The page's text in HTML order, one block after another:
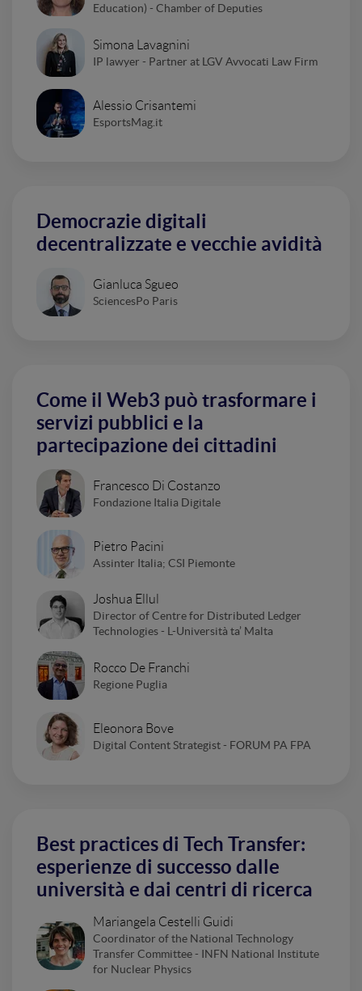
Education) - Chamber of Deputies
Simona Lavagnini
IP lawyer - Partner at LGV Avvocati Law Firm
Alessio Crisantemi
EsportsMag.it
Democrazie digitali
decentralizzate e vecchie avidità
Gianluca Sgueo
SciencesPo Paris
Come il Web3 può trasformare i
servizi pubblici e la
partecipazione dei cittadini
Francesco Di Costanzo
Fondazione Italia Digitale
Pietro Pacini
Assinter Italia; CSI Piemonte
Joshua Ellul
Director of Centre for Distributed Ledger
Technologies - L-Università ta’ Malta
Rocco De Franchi
Regione Puglia
Eleonora Bove
Digital Content Strategist - FORUM PA FPA
Best practices di Tech Transfer:
esperienze di successo dalle
università e dai centri di ricerca
Mariangela Cestelli Guidi
Coordinator of the National Technology
Transfer Committee - INFN National Institute
for Nuclear Physics